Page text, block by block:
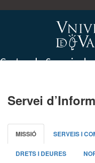
CdS
Cartes de Serveis
Servei
MISSIÓ SERVEIS I
DRETS I DEURES